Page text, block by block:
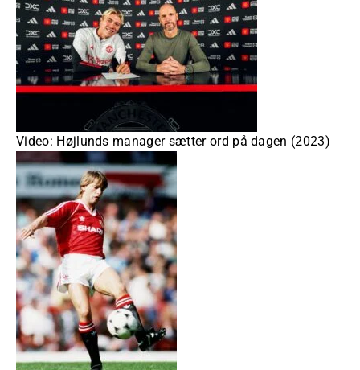
Video: Højlunds manager sætter ord på dagen (2023)